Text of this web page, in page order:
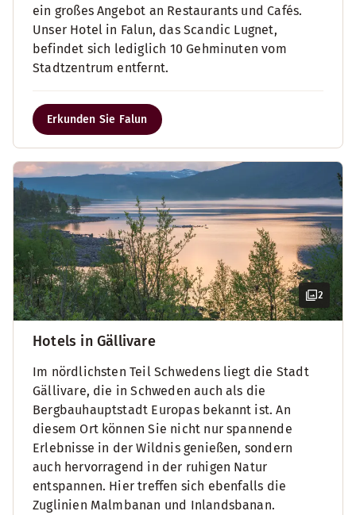
ein großes Angebot an Restaurants und Cafés.
Unser Hotel in Falun, das Scandic Lugnet,
befindet sich lediglich 10 Gehminuten vom
Stadtzentrum entfernt.
Erkunden Sie Falun
2
Hotels in Gällivare
Im nördlichsten Teil Schwedens liegt die Stadt
Gällivare, die in Schweden auch als die
Bergbauhauptstadt Europas bekannt ist. An
diesem Ort können Sie nicht nur spannende
Erlebnisse in der Wildnis genießen, sondern
auch hervorragend in der ruhigen Natur
entspannen. Hier treffen sich ebenfalls die
Zuglinien Malmbanan und Inlandsbanan.